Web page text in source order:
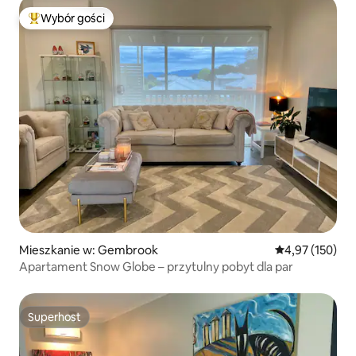
Najpopularniejsze z kategorii Wybór gości
Wybór gości
Mieszkanie w: Gembrook Średnia
4,97 (150)
Apartament Snow Globe – przytulny pobyt dla par
Superhost
Superhost